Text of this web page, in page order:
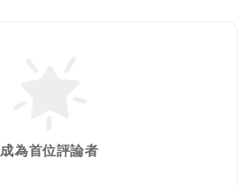
成為首位評論者